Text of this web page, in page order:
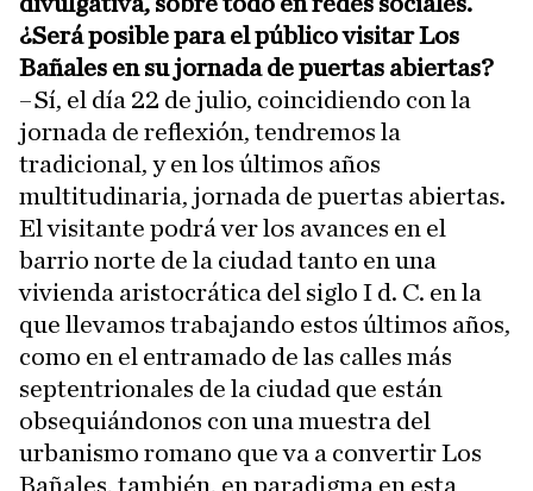
¿Será posible para el público visitar Los
Bañales en su jornada de puertas abiertas?
–Sí, el día 22 de julio, coincidiendo con la
jornada de reflexión, tendremos la
tradicional, y en los últimos años
multitudinaria, jornada de puertas abiertas.
El visitante podrá ver los avances en el
barrio norte de la ciudad tanto en una
vivienda aristocrática del siglo I d. C. en la
que llevamos trabajando estos últimos años,
como en el entramado de las calles más
septentrionales de la ciudad que están
obsequiándonos con una muestra del
urbanismo romano que va a convertir Los
Bañales, también, en paradigma en esta